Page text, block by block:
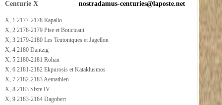
Centurie X
X, 1 2177-2178 Rapallo
X, 2 2178-2179 Pise et Boucicaut
X, 3 2179-2180 Les Teutoniques et Jagellon
X, 4 2180 Dantzig
X, 5 2180-2181 Rohan
X, 6 2181-2182 Ekpurosis et Kataklusmos
X, 7 2182-2183 Aemathien
X, 8 2183 Sixte IV
X, 9 2183-2184 Dagobert
nostradamus-centuries@laposte.net